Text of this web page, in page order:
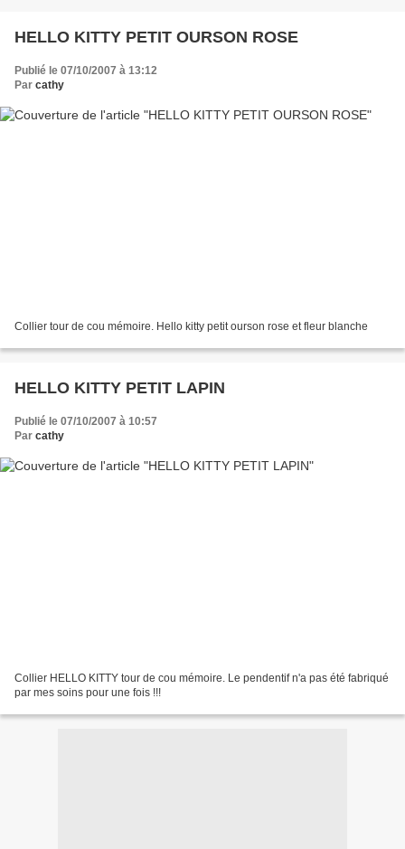
HELLO KITTY PETIT OURSON ROSE
Publié le 07/10/2007 à 13:12
Par cathy
Collier tour de cou mémoire. Hello kitty petit ourson rose et fleur blanche
HELLO KITTY PETIT LAPIN
Publié le 07/10/2007 à 10:57
Par cathy
Collier HELLO KITTY tour de cou mémoire. Le pendentif n'a pas été fabriqué
par mes soins pour une fois !!!